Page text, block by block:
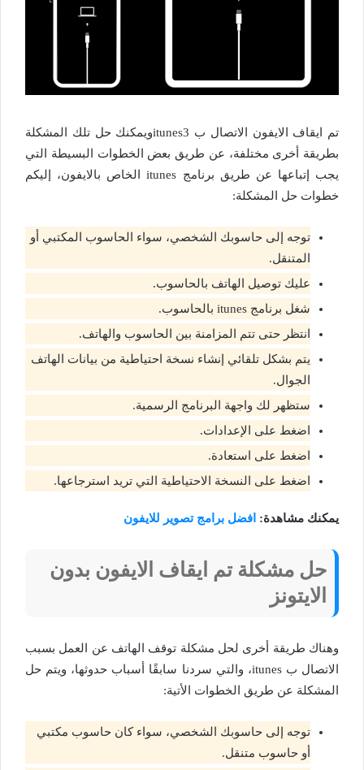
تم ايقاف الايفون الاتصال ب itunes3
ويمكنك حل تلك المشكلة
بطريقة أخرى مختلفة، عن طريق بعض الخطوات البسيطة التي
يجب إتباعها عن طريق برنامج itunes الخاص بالايفون، إليكم
خطوات حل المشكلة:
توجه إلى حاسوبك الشخصي، سواء الحاسوب المكتبي أو
المتنقل.
عليك توصيل الهاتف بالحاسوب.
شغل برنامج itunes بالحاسوب.
انتظر حتى تتم المزامنة بين الحاسوب والهاتف.
يتم بشكل تلقائي إنشاء نسخة احتياطية من بيانات الهاتف
الجوال.
ستظهر لك واجهة البرنامج الرسمية.
اضغط على الإعدادات.
اضغط على استعادة.
اضغط على النسخة الاحتياطية التي تريد استرجاعها.
يمكنك مشاهدة: افضل برامج تصوير للايفون
حل مشكلة تم ايقاف الايفون بدون
الايتونز
وهناك طريقة أخرى لحل مشكلة توقف الهاتف عن العمل بسبب
الاتصال ب itunes، والتي سردنا سابقًا أسباب حدوثها، ويتم حل
المشكلة عن طريق الخطوات الأتية:
توجه إلى حاسوبك الشخصي، سواء كان حاسوب مكتبي
أو حاسوب متنقل.